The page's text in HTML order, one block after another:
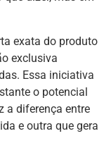
exata do produto
exclusiva
Essa iniciativa
o potencial
a diferença entre
e outra que gera